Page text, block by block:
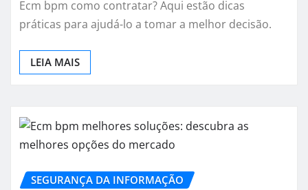
Ecm bpm como contratar? Aqui estão dicas
práticas para ajudá-lo a tomar a melhor decisão.
LEIA MAIS
SEGURANÇA DA INFORMAÇÃO